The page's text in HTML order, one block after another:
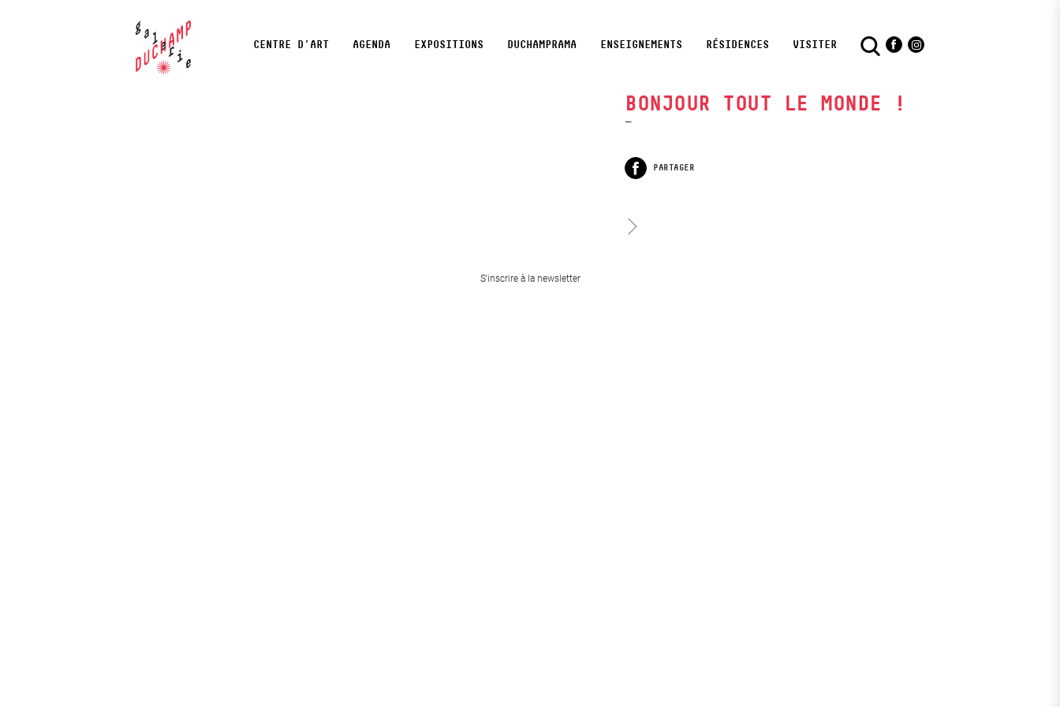
CENTRE D’ART AGENDA EXPOSITIONS DUCHAMPRAMA ENSEIGNEMENTS RÉSIDENCES VISITER
FacebookInstagram
BONJOUR TOUT LE MONDE !
Facebook
PARTAGER
S'inscrire à la newsletter